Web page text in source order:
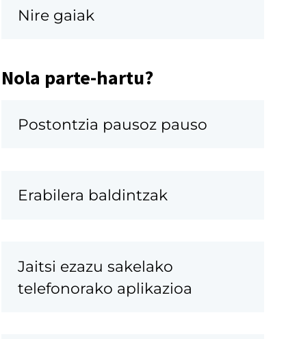
Nire gaiak
Nola parte-hartu?
Postontzia pausoz pauso
Erabilera baldintzak
Jaitsi ezazu sakelako
telefonorako aplikazioa